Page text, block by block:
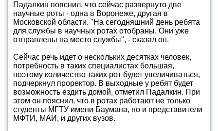
Падалкин пояснил, что сейчас развернуто две
научные роты - одна в Воронеже, другая в
Московской области. "На сегодняшний день ребята
для службы в научных ротах отобраны. Они уже
отправлены на место службы", - сказал он.
Сейчас речь идет о нескольких десятках человек,
потребность в таких специалистах большая,
поэтому количество таких рот будет увеличиваться,
подчеркнул проректор. В выходные у ребят будет
возможность ездить домой, отметил Падалкин. При
этом он пояснил, что в ротах работают не только
студенты МГТУ имени Баумана, но и представители
МФТИ, МАИ, и других вузов.